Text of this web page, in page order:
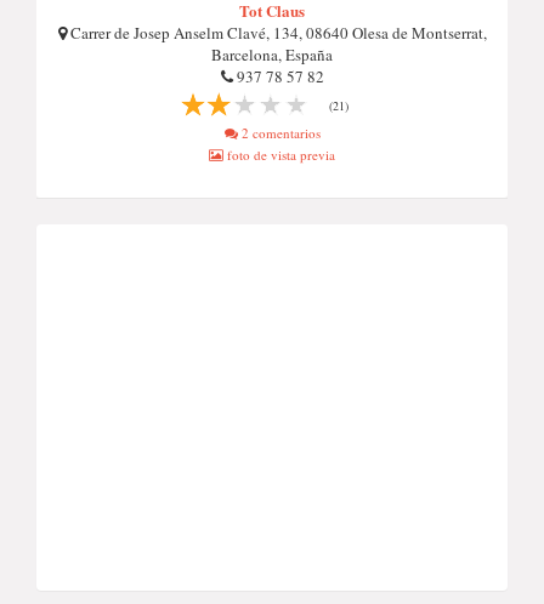
Tot Claus
Carrer de Josep Anselm Clavé, 134, 08640 Olesa de Montserrat,
Barcelona, España
937 78 57 82
(21)
2 comentarios
foto de vista previa